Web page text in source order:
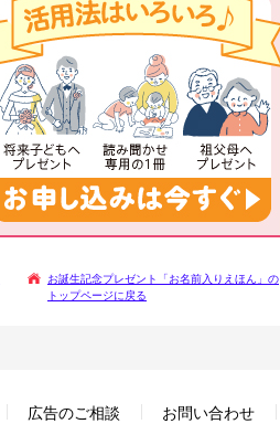
お誕生記念プレゼント「お名前入りえほん」の
トップページに戻る
広告のご相談 お問い合わせ